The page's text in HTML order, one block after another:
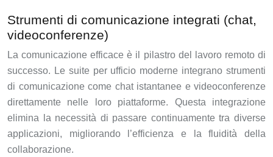
Strumenti di comunicazione integrati (chat,
videoconferenze)
La comunicazione efficace è il pilastro del lavoro remoto di
successo. Le suite per ufficio moderne integrano strumenti
di comunicazione come chat istantanee e videoconferenze
direttamente nelle loro piattaforme. Questa integrazione
elimina la necessità di passare continuamente tra diverse
applicazioni, migliorando l’efficienza e la fluidità della
collaborazione.